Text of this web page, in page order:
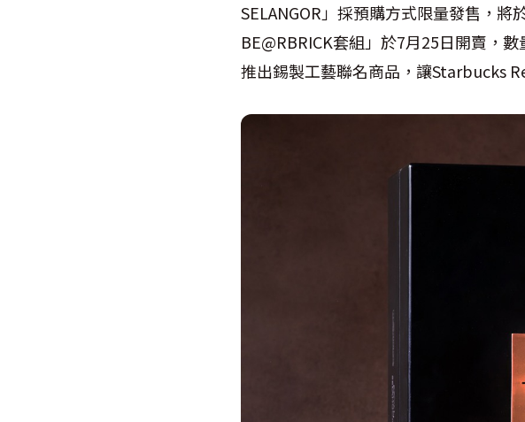
SELANGOR」採預購方式限量發售，
BE@RBRICK套組」於7月25日開賣，
推出錫製工藝聯名商品，讓Starbucks